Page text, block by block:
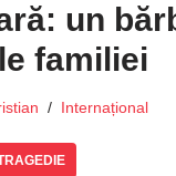
un
familiei
Internațional